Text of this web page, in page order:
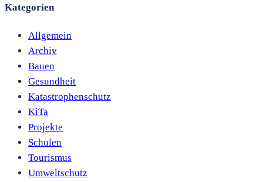
Kategorien
Allgemein
Archiv
Bauen
Gesundheit
Katastrophenschutz
KiTa
Projekte
Schulen
Tourismus
Umweltschutz